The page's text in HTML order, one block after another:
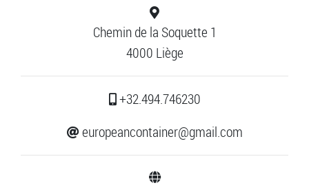
Chemin de la Soquette 1
4000 Liège
+32.494.746230
europeancontainer@gmail.com